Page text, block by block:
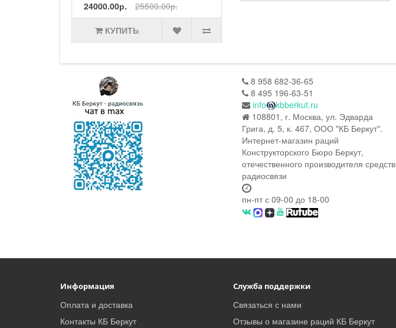
24000.00р. 25500.00р.
КУПИТЬ
8 958 682-36-65
8 495 196-63-51
info
kbberkut.ru
108801, г. Москва, ул. Эдварда
Грига, д. 5, к. 467, ООО "КБ Беркут".
Интернет-магазин раций
Конструкторского Бюро Беркут,
отечественного производителя средств
радиосвязи
пн-пт с 09-00 до 18-00
Информация
Оплата и доставка
Контакты КБ Беркут
Служба поддержки
Связаться с нами
Отзывы о магазине раций КБ Беркут